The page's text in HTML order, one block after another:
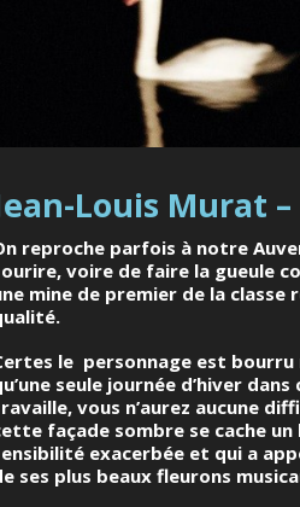
Louis Murat
reproche parfois à notre
voire de faire la gueule
mine de premier de la
le personnage est bourru
seule journée d’hiver
vous n’aurez aucune
façade sombre se cache
exacerbée et qui a
ses plus beaux fleurons